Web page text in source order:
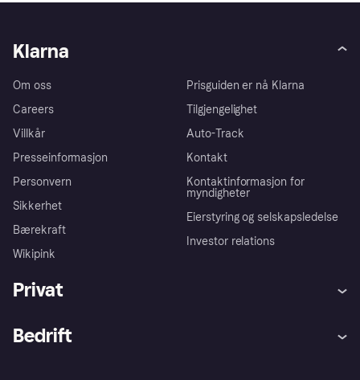
Klarna
Om oss
Careers
Villkår
Presseinformasjon
Personvern
Sikkerhet
Bærekraft
Wikipink
Prisguiden er nå Klarna
Tilgjengelighet
Auto-Track
Kontakt
Kontaktinformasjon for
myndigheter
Eierstyring og selskapsledelse
Investor relations
Privat
Bedrift